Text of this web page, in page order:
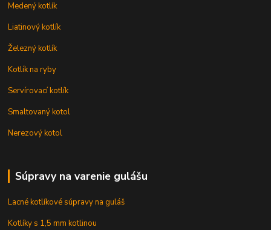
Medený kotlík
Liatinový kotlík
Železný kotlík
Kotlík na ryby
Servírovací kotlík
Smaltovaný kotol
Nerezový kotol
Súpravy na varenie gulášu
Lacné kotlíkové súpravy na guláš
Kotlíky s 1,5 mm kotlinou